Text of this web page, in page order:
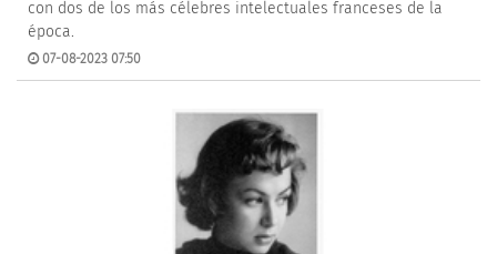
con dos de los más célebres intelectuales franceses de la
época.
07-08-2023 07:50